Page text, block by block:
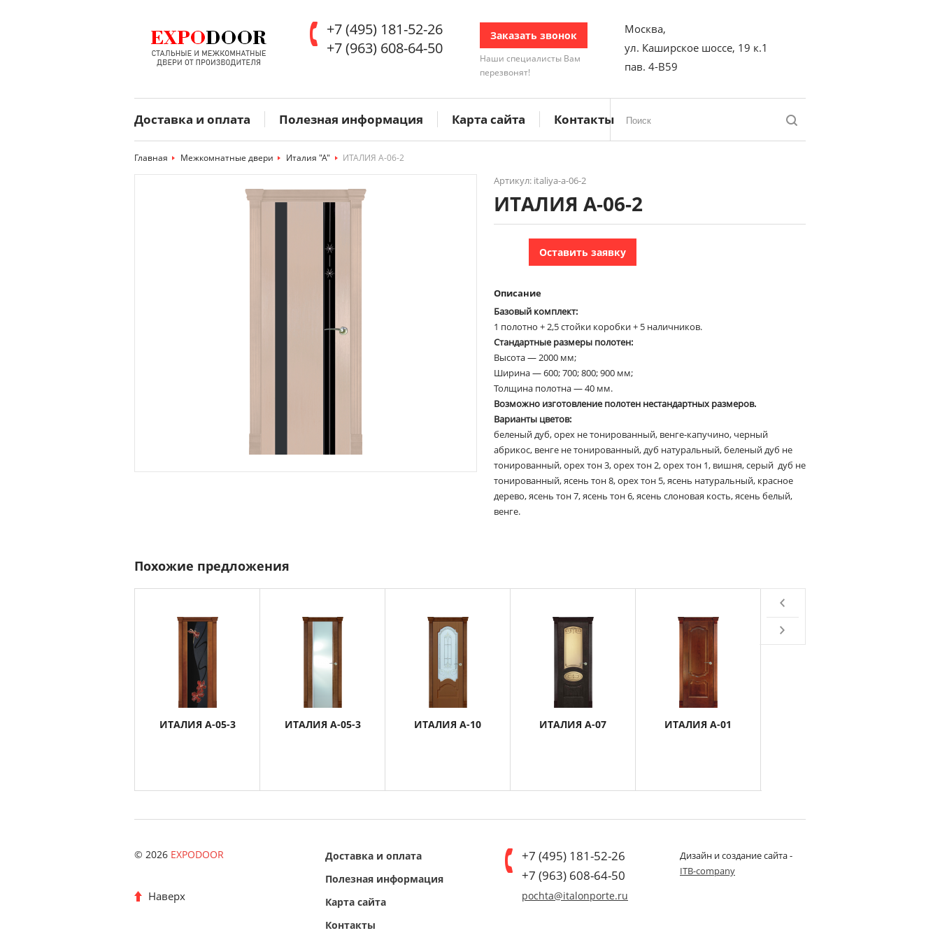
+7 (495) 181-52-26
+7 (963) 608-64-50
Заказать звонок
Наши специалисты Вам
перезвонят!
Москва,
ул. Каширское шоссе, 19 к.1
пав. 4-В59
Доставка и оплата Полезная информация Карта сайта Контакты
Главная > Межкомнатные двери > Италия "А" > ИТАЛИЯ А-06-2
Артикул: italiya-a-06-2
ИТАЛИЯ А-06-2
Оставить заявку
Описание
Базовый комплект:
1 полотно + 2,5 стойки коробки + 5 наличников.
Стандартные размеры полотен:
Высота — 2000 мм;
Ширина — 600; 700; 800; 900 мм;
Толщина полотна — 40 мм.
Возможно изготовление полотен нестандартных размеров.
Варианты цветов:
беленый дуб, орех не тонированный, венге-капучино, черный
абрикос, венге не тонированный, дуб натуральный, беленый дуб не
тонированный, орех тон 3, орех тон 2, орех тон 1, вишня, серый дуб не
тонированный, ясень тон 8, орех тон 5, ясень натуральный, красное
дерево, ясень тон 7, ясень тон 6, ясень слоновая кость, ясень белый,
венге.
Похожие предложения
ИТАЛИЯ А-05-3 ИТАЛИЯ А-05-3 ИТАЛИЯ А-10 ИТАЛИЯ А-07 ИТАЛИЯ А-01
© 2026 EXPODOOR
Доставка и оплата
Полезная информация
Карта сайта
Контакты
+7 (495) 181-52-26
+7 (963) 608-64-50
pochta@italonporte.ru
Дизайн и создание сайта -
ITB-company
Наверх